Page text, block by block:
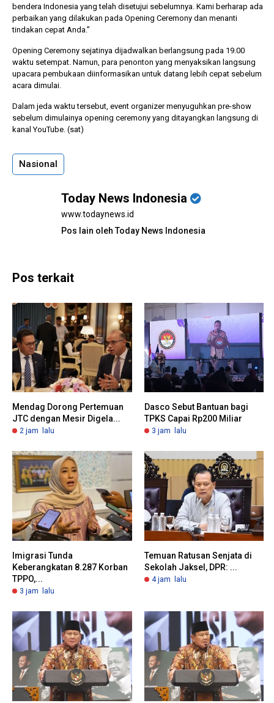
bendera Indonesia yang telah disetujui sebelumnya. Kami berharap ada
perbaikan yang dilakukan pada Opening Ceremony dan menanti
tindakan cepat Anda.”
Opening Ceremony sejatinya dijadwalkan berlangsung pada 19.00
waktu setempat. Namun, para penonton yang menyaksikan langsung
upacara pembukaan diinformasikan untuk datang lebih cepat sebelum
acara dimulai.
Dalam jeda waktu tersebut, event organizer menyuguhkan pre-show
sebelum dimulainya opening ceremony yang ditayangkan langsung di
kanal YouTube. (sat)
Nasional
Today News Indonesia
www.todaynews.id
Pos lain oleh Today News Indonesia
Pos terkait
Mendag Dorong Pertemuan
JTC dengan Mesir Digela...
2 jam lalu
Dasco Sebut Bantuan bagi
TPKS Capai Rp200 Miliar
3 jam lalu
Imigrasi Tunda
Keberangkatan 8.287 Korban
TPPO,...
3 jam lalu
Temuan Ratusan Senjata di
Sekolah Jaksel, DPR: ...
4 jam lalu